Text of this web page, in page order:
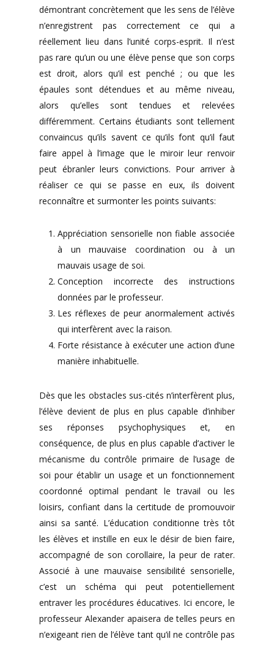
démontrant concrètement que les sens de l’élève
n’enregistrent pas correctement ce qui a
réellement lieu dans l’unité corps-esprit. Il n’est
pas rare qu’un ou une élève pense que son corps
est droit, alors qu’il est penché ; ou que les
épaules sont détendues et au même niveau,
alors qu’elles sont tendues et relevées
différemment. Certains étudiants sont tellement
convaincus qu’ils savent ce qu’ils font qu’il faut
faire appel à l’image que le miroir leur renvoir
peut ébranler leurs convictions. Pour arriver à
réaliser ce qui se passe en eux, ils doivent
reconnaître et surmonter les points suivants:
Appréciation sensorielle non fiable associée
à un mauvaise coordination ou à un
mauvais usage de soi.
Conception incorrecte des instructions
données par le professeur.
Les réflexes de peur anormalement activés
qui interfèrent avec la raison.
Forte résistance à exécuter une action d’une
manière inhabituelle.
Dès que les obstacles sus-cités n’interfèrent plus,
l’élève devient de plus en plus capable d’inhiber
ses réponses psychophysiques et, en
conséquence, de plus en plus capable d’activer le
mécanisme du contrôle primaire de l’usage de
soi pour établir un usage et un fonctionnement
coordonné optimal pendant le travail ou les
loisirs, confiant dans la certitude de promouvoir
ainsi sa santé. L’éducation conditionne très tôt
les élèves et instille en eux le désir de bien faire,
accompagné de son corollaire, la peur de rater.
Associé à une mauvaise sensibilité sensorielle,
c’est un schéma qui peut potentiellement
entraver les procédures éducatives. Ici encore, le
professeur Alexander apaisera de telles peurs en
n’exigeant rien de l’élève tant qu’il ne contrôle pas